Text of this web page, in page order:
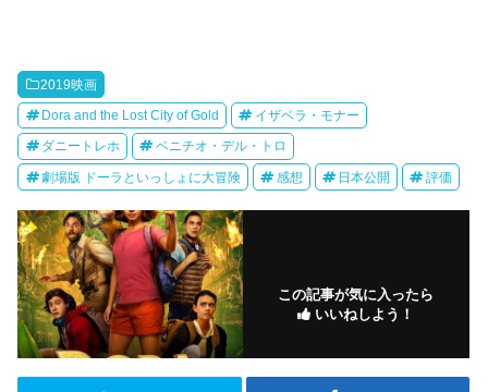
2019映画
Dora and the Lost City of Gold イザベラ・モナー
ダニートレホ ベニチオ・デル・トロ
劇場版 ドーラといっしょに大冒険 感想 日本公開 評価
この記事が気に入ったら
いいねしよう！